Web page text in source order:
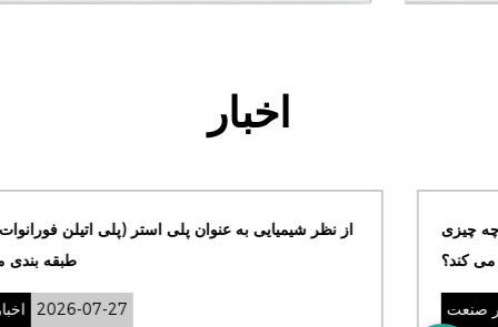
اخبار
چه چیزی PEF را از سایر پلی استرهای زیستی مانند PLA متمایز
اخبار صنعت